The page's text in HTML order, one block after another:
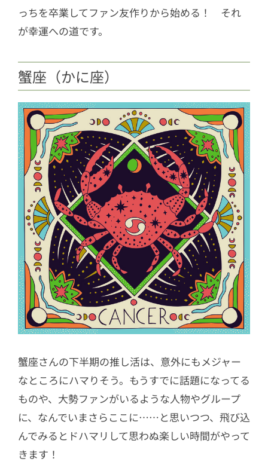
っちを卒業してファン友作りから始める！ それ
が幸運への道です。
蟹座（かに座）
蟹座さんの下半期の推し活は、意外にもメジャー
なところにハマりそう。もうすでに話題になってる
ものや、大勢ファンがいるような人物やグループ
に、なんでいまさらここに……と思いつつ、飛び込
んでみるとドハマリして思わぬ楽しい時間がやって
きます！